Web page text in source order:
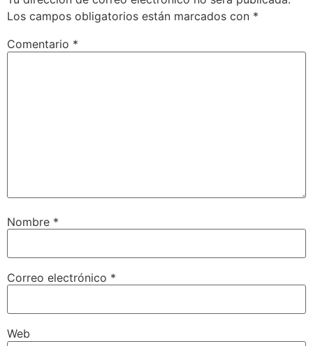
Los campos obligatorios están marcados con *
Comentario *
Nombre *
Correo electrónico *
Web